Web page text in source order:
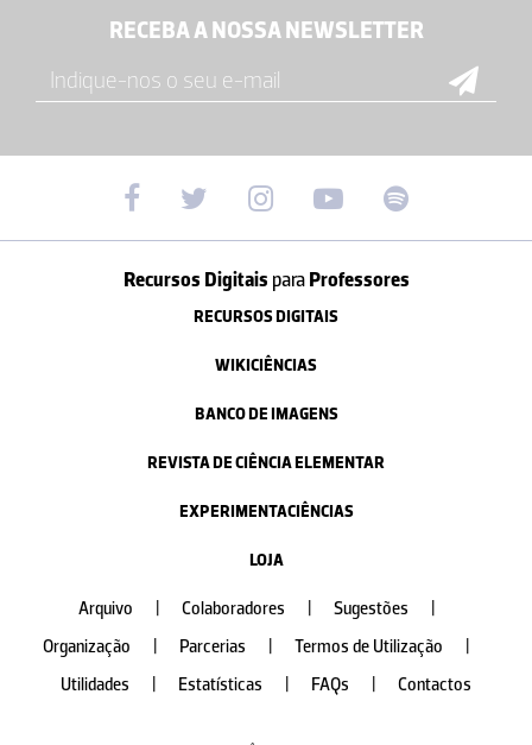
RECEBA A NOSSA NEWSLETTER
Recursos Digitais paraProfessores
RECURSOS DIGITAIS
WIKICIÊNCIAS
BANCO DE IMAGENS
REVISTA DE CIÊNCIA ELEMENTAR
EXPERIMENTACIÊNCIAS
LOJA
Arquivo Colaboradores Sugestões
Organização
Parcerias Termos de Utilização
Utilidades
Estatísticas FAQs Contactos